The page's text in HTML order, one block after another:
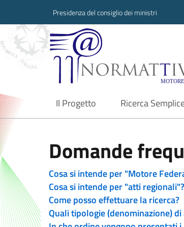
Presidenza del consiglio dei ministri
Normattiva
Il Progetto
current Ricerca
Domande
Cosa si intende per "Motore
Cosa si intende per "atti regionali"?
Come posso effettuare la ricerca?
Quali tipologie (denominazione)